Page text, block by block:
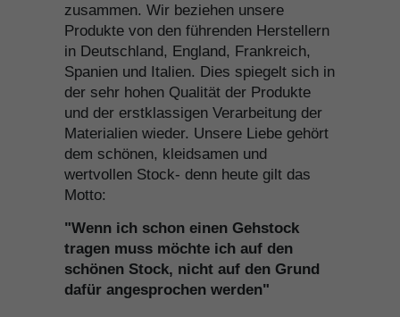
zusammen. Wir beziehen unsere
Produkte von den führenden Herstellern
in Deutschland, England, Frankreich,
Spanien und Italien. Dies spiegelt sich in
der sehr hohen Qualität der Produkte
und der erstklassigen Verarbeitung der
Materialien wieder. Unsere Liebe gehört
dem schönen, kleidsamen und
wertvollen Stock- denn heute gilt das
Motto:
"Wenn ich schon einen Gehstock
tragen muss möchte ich auf den
schönen Stock, nicht auf den Grund
dafür angesprochen werden"